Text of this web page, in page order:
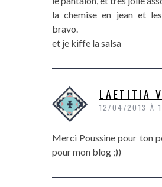
la chemise en jean et les
bravo.
et je kiffe la salsa
LAETITIA V
12/04/2013 À
Merci Poussine pour ton
pour mon blog ;))